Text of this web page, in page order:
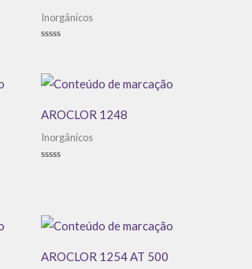
Inorgânicos
5
AROCLOR 1248
Inorgânicos
AROCLOR 1254 AT 500